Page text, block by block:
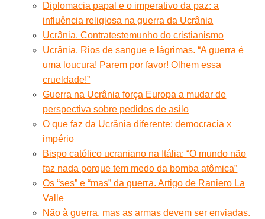
Diplomacia papal e o imperativo da paz: a
influência religiosa na guerra da Ucrânia
Ucrânia. Contratestemunho do cristianismo
Ucrânia. Rios de sangue e lágrimas. “A guerra é
uma loucura! Parem por favor! Olhem essa
crueldade!”
Guerra na Ucrânia força Europa a mudar de
perspectiva sobre pedidos de asilo
O que faz da Ucrânia diferente: democracia x
império
Bispo católico ucraniano na Itália: “O mundo não
faz nada porque tem medo da bomba atômica”
Os “ses” e “mas” da guerra. Artigo de Raniero La
Valle
Não à guerra, mas as armas devem ser enviadas.